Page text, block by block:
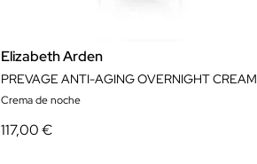
Elizabeth Arden
PREVAGE ANTI-AGING OVERNIGHT CREAM
Crema de noche
117,00 €